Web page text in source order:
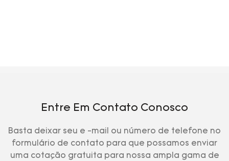
Entre Em Contato Conosco
Basta deixar seu e -mail ou número de telefone no
formulário de contato para que possamos enviar
uma cotação gratuita para nossa ampla gama de